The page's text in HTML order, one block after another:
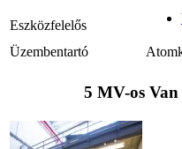
Eszközfelelős
Üzembentartó
5 MV-os